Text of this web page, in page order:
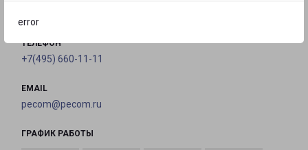
error
ТЕЛЕФОН
+7(495) 660-11-11
EMAIL
pecom@pecom.ru
ГРАФИК РАБОТЫ